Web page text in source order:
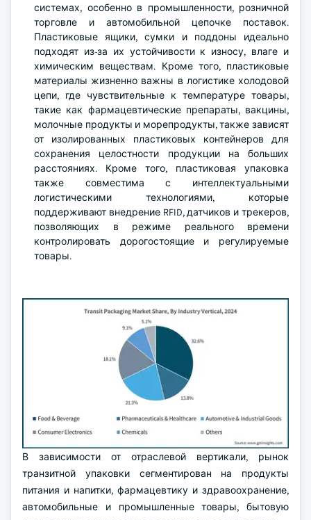
системах, особенно в промышленности, розничной
торговле и автомобильной цепочке поставок.
Пластиковые ящики, сумки и поддоны идеально
подходят из-за их устойчивости к износу, влаге и
химическим веществам. Кроме того, пластиковые
материалы жизненно важны в логистике холодовой
цепи, где чувствительные к температуре товары,
такие как фармацевтические препараты, вакцины,
молочные продукты и морепродукты, также зависят
от изолированных пластиковых контейнеров для
сохранения целостности продукции на больших
расстояниях. Кроме того, пластиковая упаковка
также совместима с интеллектуальными
логистическими технологиями, которые
поддерживают внедрение RFID, датчиков и трекеров,
позволяющих в режиме реального времени
контролировать дорогостоящие и регулируемые
товары.
В зависимости от отраслевой вертикали, рынок
транзитной упаковки сегментирован на продукты
питания и напитки, фармацевтику и здравоохранение,
автомобильные и промышленные товары, бытовую